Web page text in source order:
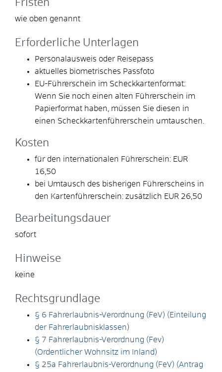
Fristen
wie oben genannt
Erforderliche Unterlagen
Personalausweis oder Reisepass
aktuelles biometrisches Passfoto
EU-Führerschein im Scheckkartenformat:
Wenn Sie noch einen alten Führerschein im
Papierformat haben, müssen Sie diesen in
einen Scheckkartenführerschein umtauschen.
Kosten
für den internationalen Führerschein: EUR
16,50
bei Umtausch des bisherigen Führerscheins in
den Kartenführerschein: zusätzlich EUR 26,50
Bearbeitungsdauer
sofort
Hinweise
keine
Rechtsgrundlage
§ 6 Fahrerlaubnis-Verordnung (FeV) (Einteilung
der Fahrerlaubnisklassen)
§ 7 Fahrerlaubnis-Verordnung (Fev)
(Ordentlicher Wohnsitz im Inland)
§ 25a Fahrerlaubnis-Verordnung (FeV) (Antrag